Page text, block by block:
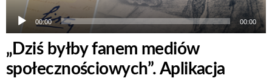
00:00 00:00
„Dziś byłby fanem mediów
społecznościowych”. Aplikacja